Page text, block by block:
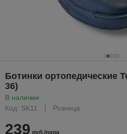
Ботинки ортопедические
36)
В наличии
Код: SK11
Розница
239 руб./пара